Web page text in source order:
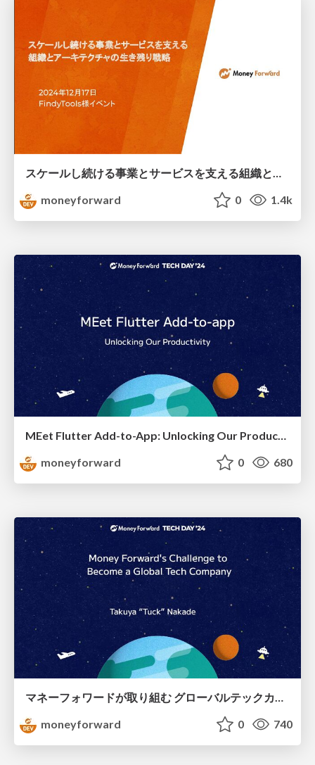
スケールし続ける事業とサービスを支える組織とアーキテクチャの生き残り戦略 / The survival strategy for Money Forward’s engineering.
moneyforward
0 1.4k
moneyforward
0 680
マネーフォワードが取り組む グローバルテックカンパニーへの挑戦 / Money Forward’s Challenge to Become a Global Tech Company
moneyforward
0 740